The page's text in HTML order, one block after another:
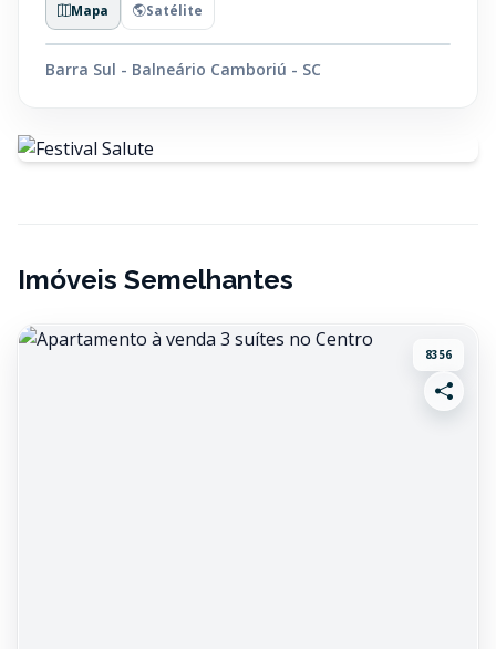
Mapa Satélite
Barra Sul - Balneário Camboriú - SC
Imóveis Semelhantes
8356